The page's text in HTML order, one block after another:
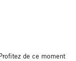
de ce moment